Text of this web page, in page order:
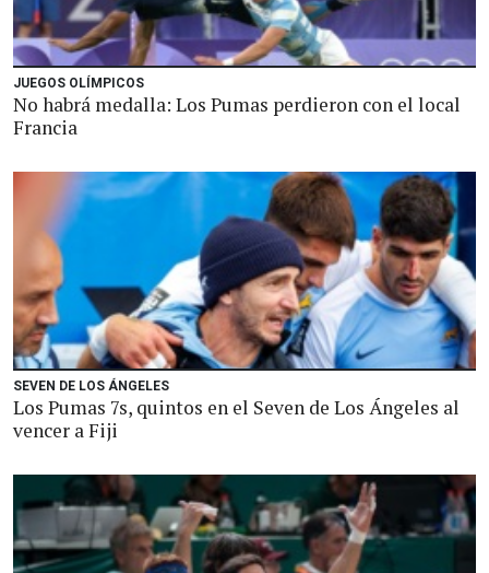
JUEGOS OLÍMPICOS
No habrá medalla: Los Pumas perdieron con el local
Francia
SEVEN DE LOS ÁNGELES
Los Pumas 7s, quintos en el Seven de Los Ángeles al
vencer a Fiji